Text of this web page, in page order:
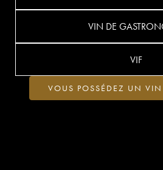
VIN DE
VIF
VOUS POSSÉDEZ UN